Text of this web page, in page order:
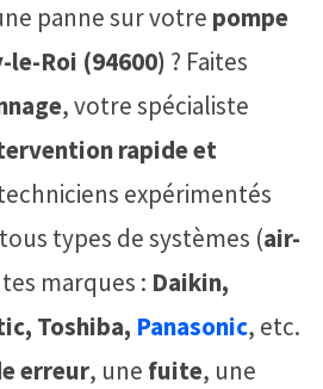
panne sur votre pompe
le-Roi (94600) ? Faites
, votre spécialiste
rapide et
expérimentés
types de systèmes (air-
marques : Daikin,
Toshiba, Panasonic, etc.
erreur, une fuite, une